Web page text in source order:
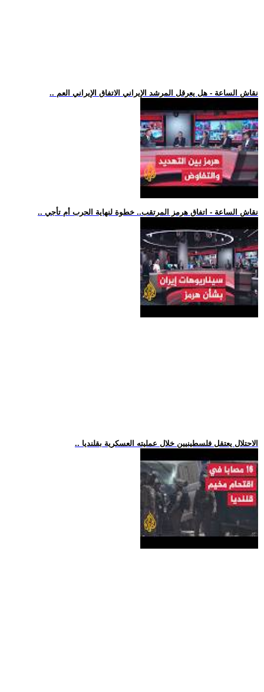
.. نقاش الساعة - هل يعرقل المرشد الإيراني الاتفاق الإيراني العم
.. نقاش الساعة - اتفاق هرمز المرتقب.. خطوة لنهاية الحرب أم تأجي
.. الاحتلال يعتقل فلسطينيين خلال عمليته العسكرية بقلنديا